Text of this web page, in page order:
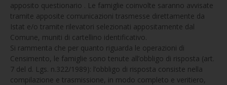
apposito questionario . Le famiglie coinvolte saranno avvisate
tramite apposite comunicazioni trasmesse direttamente da
Istat e/o tramite rilevatori selezionati appositamente dal
Comune, muniti di cartellino identificativo.
Si rammenta che per quanto riguarda le operazioni di
Censimento, le famiglie sono tenute all’obbligo di risposta (art.
7 del d. Lgs. n.322/1989): l’obbligo di risposta consiste nella
compilazione e trasmissione, in modo completo e veritiero,